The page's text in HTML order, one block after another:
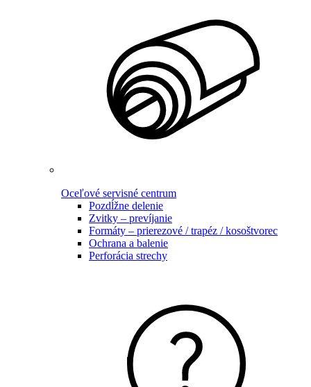
Oceľové servisné centrum
Pozdĺžne delenie
Zvitky – prevíjanie
Formáty – prierezové / trapéz / kosoštvorec
Ochrana a balenie
Perforácia strechy